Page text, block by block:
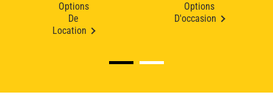
Options
De
Location
Options
D'occasion